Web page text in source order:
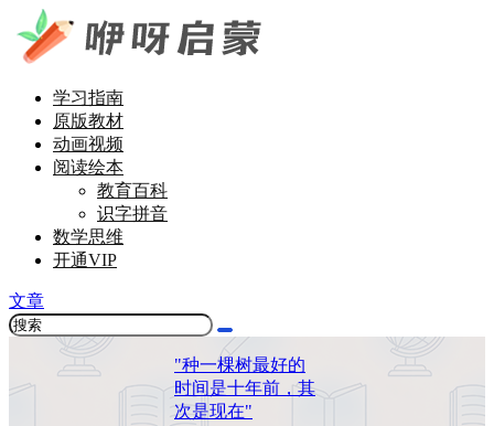
学习指南
原版教材
动画视频
阅读绘本
教育百科
识字拼音
数学思维
开通VIP
文章
"种一棵树最好的
时间是十年前，其
次是现在"